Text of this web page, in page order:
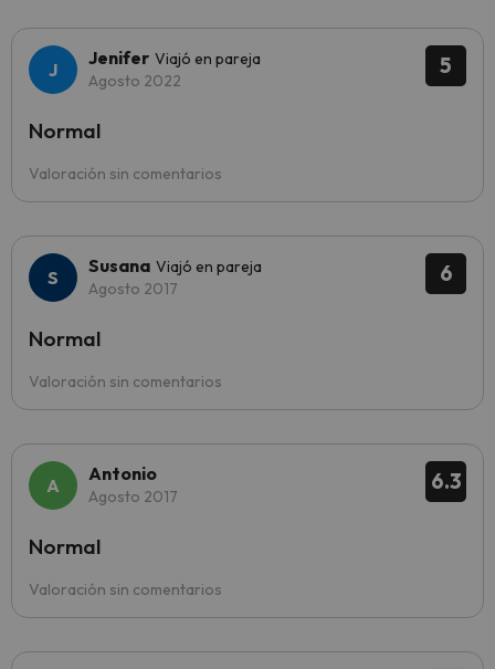
5
Jenifer Viajó en pareja
Agosto 2022
Valoración sin comentarios
Normal
6
Susana Viajó en pareja
Agosto 2017
Valoración sin comentarios
Normal
6.3
Antonio
Agosto 2017
Valoración sin comentarios
Normal